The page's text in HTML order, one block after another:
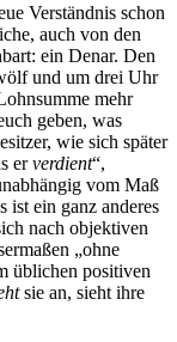
Verständnis schon
auch von den
ein Denar. Den
und um drei Uhr
mehr
geben, was
wie sich später
erverdient“,
vom Maß
ist ein ganz anderes
nach objektiven
„ohne
üblichen positiven
sie an, sieht ihre